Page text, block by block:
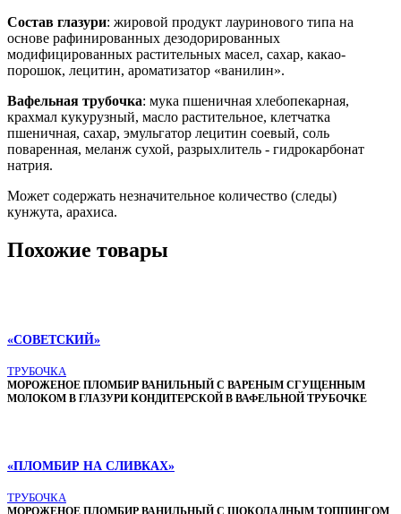
Состав глазури: жировой продукт лауринового типа на
основе рафинированных дезодорированных
модифицированных растительных масел, сахар, какао-
порошок, лецитин, ароматизатор «ванилин».
Вафельная трубочка: мука пшеничная хлебопекарная,
крахмал кукурузный, масло растительное, клетчатка
пшеничная, сахар, эмульгатор лецитин соевый, соль
поваренная, меланж сухой, разрыхлитель - гидрокарбонат
натрия.
Может содержать незначительное количество (следы)
кунжута, арахиса.
Похожие товары
«СОВЕТСКИЙ»
ТРУБОЧКА
МОРОЖЕНОЕ ПЛОМБИР ВАНИЛЬНЫЙ С ВАРЕНЫМ СГУЩЕННЫМ
МОЛОКОМ В ГЛАЗУРИ КОНДИТЕРСКОЙ В ВАФЕЛЬНОЙ ТРУБОЧКЕ
«ПЛОМБИР НА СЛИВКАХ»
ТРУБОЧКА
МОРОЖЕНОЕ ПЛОМБИР ВАНИЛЬНЫЙ С ШОКОЛАДНЫМ ТОППИНГОМ